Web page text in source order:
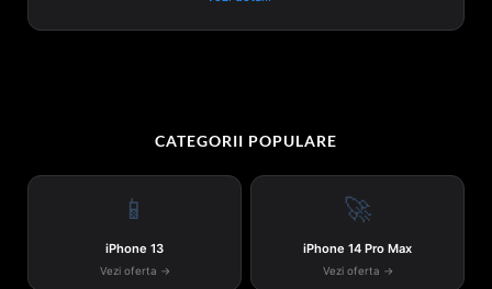
CATEGORII POPULARE
📱
iPhone 13
Vezi oferta →
🚀
iPhone 14 Pro Max
Vezi oferta →